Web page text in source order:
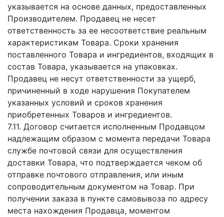
указывается на основе данных, предоставленных
Производителем. Продавец не несет
ответственность за ее несоответствие реальным
характеристикам Товара. Сроки хранения
поставленного Товара и ингредиентов, входящих в
состав Товара, указывается на упаковках.
Продавец не несут ответственности за ущерб,
причиненный в ходе нарушения Покупателем
указанных условий и сроков хранения
приобретенных Товаров и ингредиентов.
7.11. Договор считается исполненным Продавцом
надлежащим образом с момента передачи Товара
службе почтовой связи для осуществления
доставки Товара, что подтверждается чеком об
отправке почтового отправления, или иным
сопроводительным документом на Товар. При
получении заказа в пункте самовывоза по адресу
места нахождения Продавца, моментом